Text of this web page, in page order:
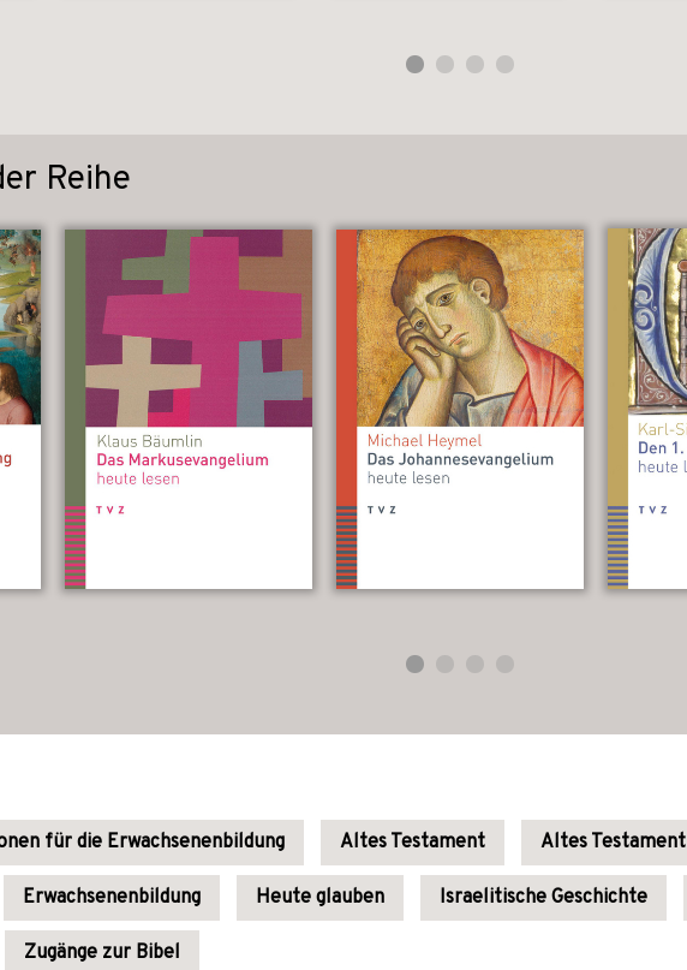
Reihe
für die Erwachsenenbildung Altes Testament Altes Testament
Erwachsenenbildung Heute glauben Israelitische Geschichte
Zugänge zur Bibel